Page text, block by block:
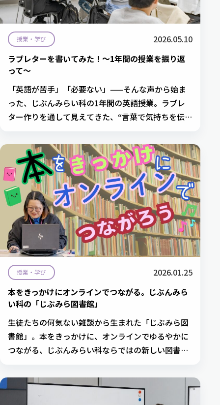
授業・学び
2026.05.10
ラブレターを書いてみた！～1年間の授業を振り返
って～
「英語が苦手」「必要ない」——そんな声から始ま
った、じぶんみらい科の1年間の英語授業。ラブレ
ター作りを通して見えてきた、“言葉で気持ちを伝え
授業・学び
2026.01.25
本をきっかけにオンラインでつながる。じぶんみら
い科の「じぶみら図書館」
生徒たちの何気ない雑談から生まれた「じぶみら図
書館」。本をきっかけに、オンラインでゆるやかに
つながる、じぶんみらい科ならではの新しい図書館